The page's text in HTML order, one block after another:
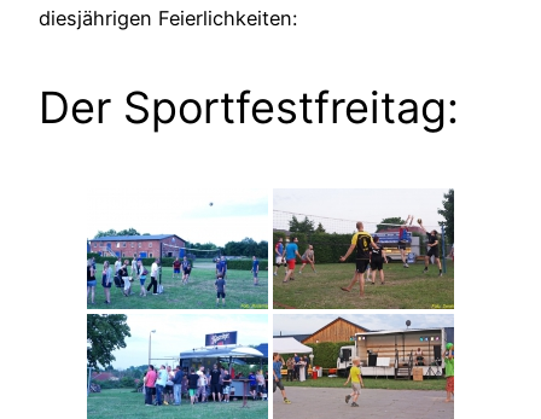
diesjährigen Feierlichkeiten:
Der Sportfestfreitag: